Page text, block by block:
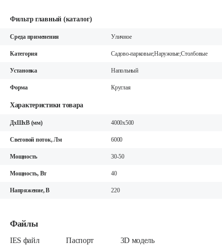
Фильтр главный (каталог)
Среда применения Уличное
Категория Садово-парковые;Наружные;Столбовые
Установка Напольный
Форма Круглая
Характеристики товара
ДхШхВ (мм) 4000x500
Световой поток, Лм 6000
Мощность 30-50
Мощность, Вт 40
Напряжение, В 220
Файлы
IES файл Паспорт 3D модель